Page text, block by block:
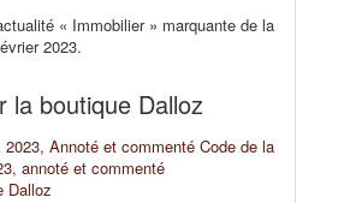
« Immobilier » marquante de la
2023.
la boutique Dalloz
2023, Annoté et commenté Code de la
annoté et commenté
Dalloz